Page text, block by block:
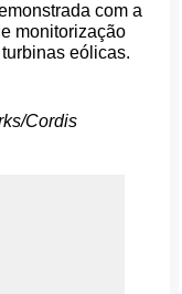
com a
monitorização
eólicas.
Cordis